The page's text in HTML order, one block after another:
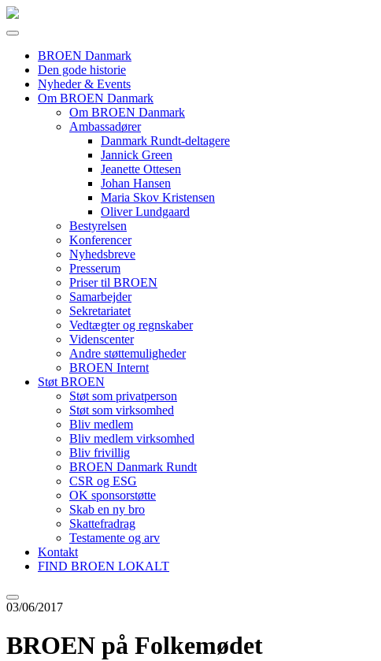
BROEN Danmark
Den gode historie
Nyheder & Events
Om BROEN Danmark
Om BROEN Danmark
Ambassadører
Danmark Rundt-deltagere
Jannick Green
Jeanette Ottesen
Johan Hansen
Maria Skov Kristensen
Oliver Lundgaard
Bestyrelsen
Konferencer
Nyhedsbreve
Presserum
Priser til BROEN
Samarbejder
Sekretariatet
Vedtægter og regnskaber
Videnscenter
Andre støttemuligheder
BROEN Internt
Støt BROEN
Støt som privatperson
Støt som virksomhed
Bliv medlem
Bliv medlem virksomhed
Bliv frivillig
BROEN Danmark Rundt
CSR og ESG
OK sponsorstøtte
Skab en ny bro
Skattefradrag
Testamente og arv
Kontakt
FIND BROEN LOKALT
03/06/2017
BROEN på Folkemødet